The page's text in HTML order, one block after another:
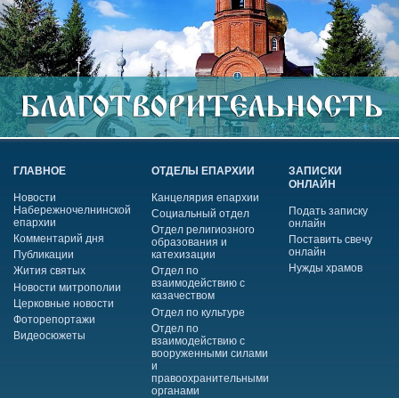
ГЛАВНОЕ
Новости
Набережночелнинской
епархии
Комментарий дня
Публикации
Жития святых
Новости митрополии
Церковные новости
Фоторепортажи
Видеосюжеты
ОТДЕЛЫ ЕПАРХИИ
Канцелярия епархии
Социальный отдел
Отдел религиозного
образования и
катехизации
Отдел по
взаимодействию с
казачеством
Отдел по культуре
Отдел по
взаимодействию с
вооруженными силами
и
правоохранительными
органами
ЗАПИСКИ
ОНЛАЙН
Подать записку
онлайн
Поставить свечу
онлайн
Нужды храмов